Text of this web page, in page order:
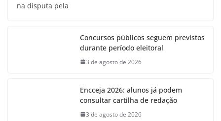
na disputa pela
Concursos públicos seguem previstos
durante período eleitoral
3 de agosto de 2026
Encceja 2026: alunos já podem
consultar cartilha de redação
3 de agosto de 2026